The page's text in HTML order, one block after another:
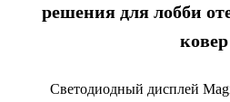
решения для лобби
ковер
Светодиодный дисплей